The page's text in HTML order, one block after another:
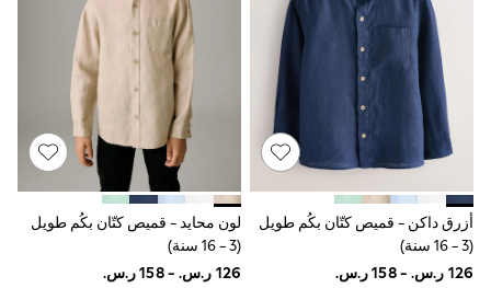
Sets & Outfits
Linen Collection
Swimwear & Beachwear
Tops & T-Shirts
Sandals & Sliders
Jumpsuits & Playsuits
Shorts & Skirts
Sun Safe
Sun Hats & Caps
Sunglasses
Women's Holiday Shop
Women's Travel Styles
Dresses
Occasionwear
أزرق داكن - قميص كتّان بكُم طويل
(3 - 16 سنة)
لون محايد - قميص كتّان بكُم طويل
(3 - 16 سنة)